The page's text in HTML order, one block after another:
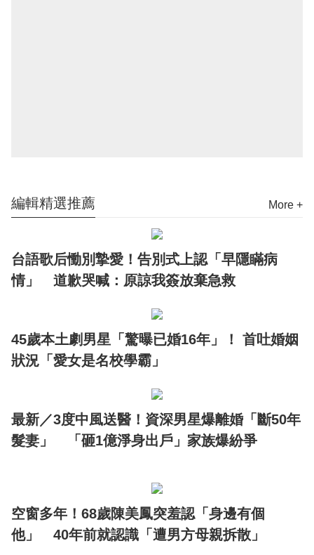
編輯精選推薦 More +
台語歌后慟別摯愛！告別式上認「早隱瞞病
情」 道歉哭喊：原諒我簽放棄急救
45歲本土劇男星「驚曝已婚16年」！ 首吐婚姻
狀況「愛女是名校學霸」
最新／3度中風送醫！資深男星爆離婚「斷50年
髮妻」 「砸1億淨身出戶」家族爆紛爭
空窗多年！68歲陳美鳳突羞認「身邊有個
他」 40年前就認識「遭男方母親拆散」